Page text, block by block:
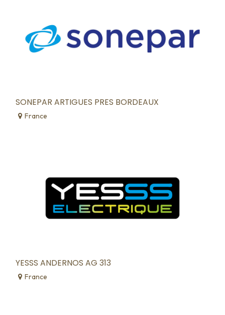
SONEPAR ARTIGUES PRES BORDEAUX
France
YESSS ANDERNOS AG 313
France